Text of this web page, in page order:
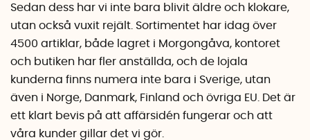
Sedan dess har vi inte bara blivit äldre och klokare,
utan också vuxit rejält. Sortimentet har idag över
4500 artiklar, både lagret i Morgongåva, kontoret
och butiken har fler anställda, och de lojala
kunderna finns numera inte bara i Sverige, utan
även i Norge, Danmark, Finland och övriga EU. Det är
ett klart bevis på att affärsidén fungerar och att
våra kunder gillar det vi gör.